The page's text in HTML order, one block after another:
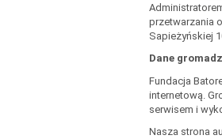
przetwarzania
Sapieżyńskiej
Dane
Fundacja
internetową.
serwisem i
Nasza strona